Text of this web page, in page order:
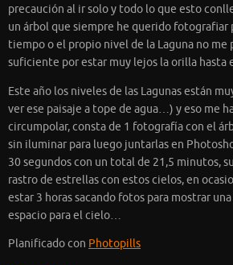
precaución al ir solo y todo lo que esto
un árbol que siempre he querido fotografiar
tiempo o el propio nivel de la Laguna no
suficiente por estar muy lejos la orilla hasta
Este año los niveles de las Lagunas están
ver ese paisaje a tope de agua…) y eso me
circumpolar, consta de 1 fotografía con el
sin iluminar para luego juntarlas en
30 segundos con un total de 21,5 minutos,
rastro de estrellas con estos cielos, en
estar 3 horas sacando fotos para mostrar
espacio para el cielo…
Planificado con Photopills